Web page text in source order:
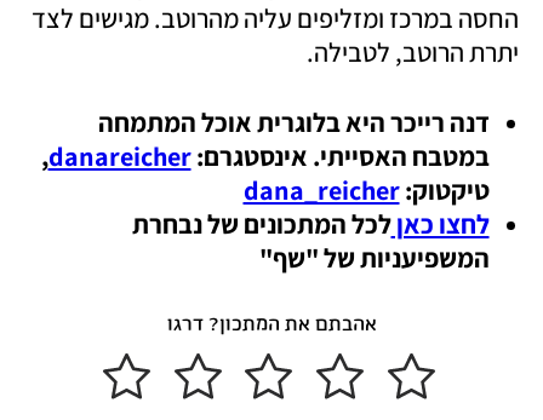
יתרת הרוטב, לטבילה.
במטבח האסייתי. אינסטגרם: danareicher
טיקטוק: dana_reicher
לחצו כאן
המשפיעניות של "שף"
אהבתם את המתכון? דרגו